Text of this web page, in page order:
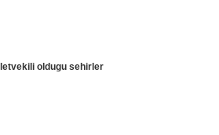
oldugu sehirler